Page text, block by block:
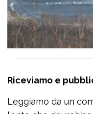
Riceviamo e
Leggiamo da un